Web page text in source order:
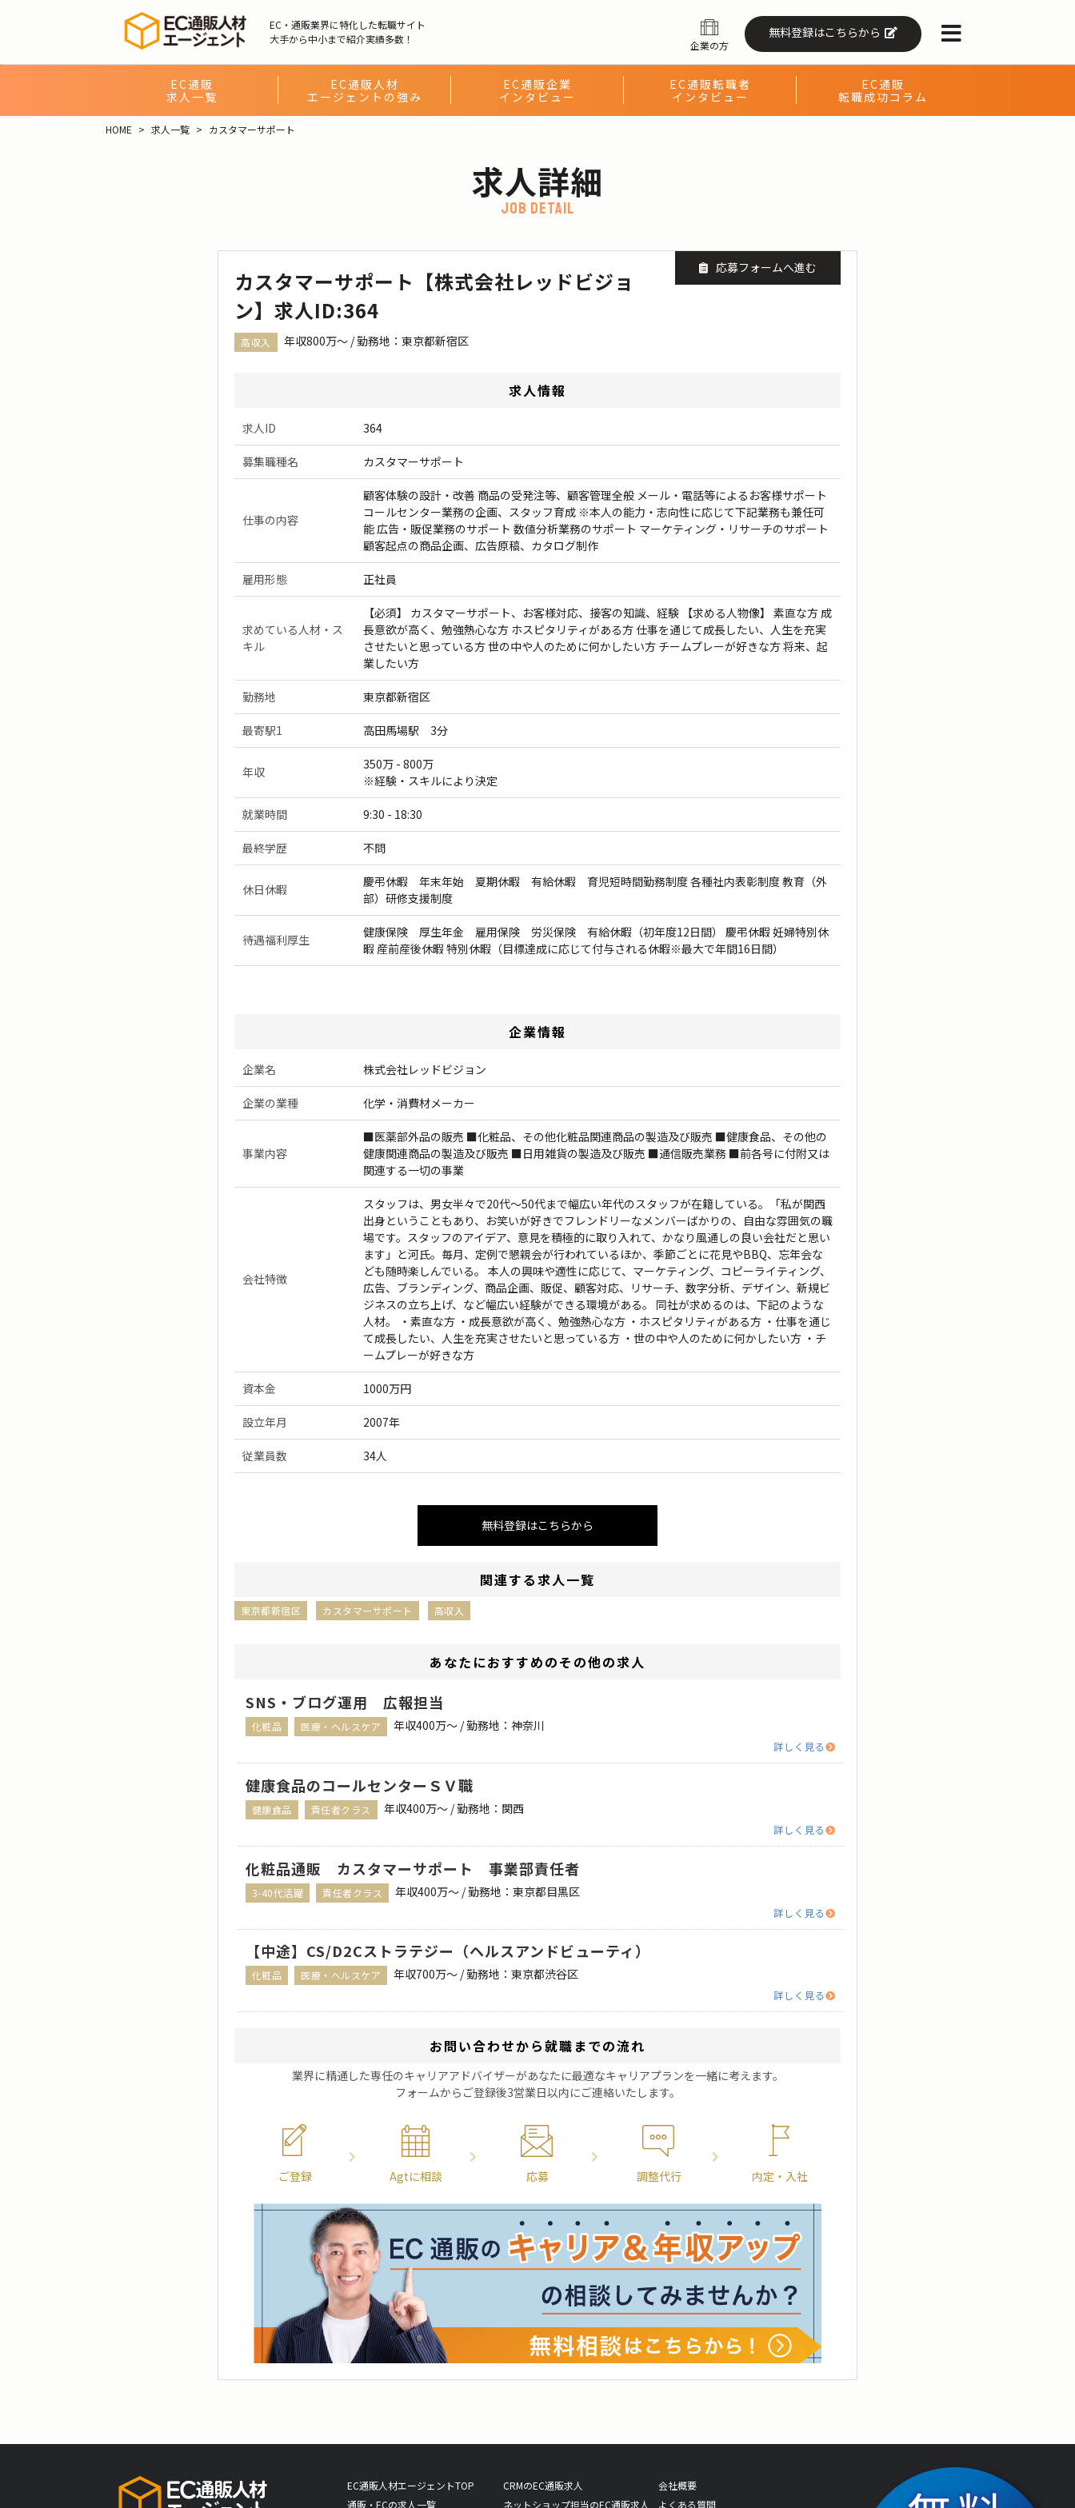
EC・通販業界に特化した転職サイト
大手から中小まで紹介実績多数！
企業の方
無料登録はこちらから
EC通販
求人一覧
EC通販人材
エージェントの強み
EC通販企業
インタビュー
EC通販転職者
インタビュー
EC通販
転職成功コラム
HOME 求人一覧 カスタマーサポート
求人詳細
job detail
カスタマーサポート【株式会社レッドビジョ
ン】求人ID:364
応募フォームへ進む
高収入 年収800万〜 / 勤務地：東京都新宿区
求人情報
求人ID 364
募集職種名 カスタマーサポート
仕事の内容
顧客体験の設計・改善 商品の受発注等、顧客管理全般 メール・電話等によるお客様サポート
コールセンター業務の企画、スタッフ育成 ※本人の能力・志向性に応じて下記業務も兼任可
能 広告・販促業務のサポート 数値分析業務のサポート マーケティング・リサーチのサポート
顧客起点の商品企画、広告原稿、カタログ制作
雇用形態 正社員
求めている人材・ス
キル
【必須】 カスタマーサポート、お客様対応、接客の知識、経験 【求める人物像】 素直な方 成
長意欲が高く、勉強熱心な方 ホスピタリティがある方 仕事を通じて成長したい、人生を充実
させたいと思っている方 世の中や人のために何かしたい方 チームプレーが好きな方 将来、起
業したい方
勤務地 東京都新宿区
最寄駅1 高田馬場駅 3分
年収
350万 - 800万
※経験・スキルにより決定
就業時間 9:30 - 18:30
最終学歴 不問
休日休暇
慶弔休暇 年末年始 夏期休暇 有給休暇 育児短時間勤務制度 各種社内表彰制度 教育（外
部）研修支援制度
待遇福利厚生
健康保険 厚生年金 雇用保険 労災保険 有給休暇（初年度12日間） 慶弔休暇 妊婦特別休
暇 産前産後休暇 特別休暇（目標達成に応じて付与される休暇※最大で年間16日間）
企業情報
企業名 株式会社レッドビジョン
企業の業種 化学・消費材メーカー
事業内容
■医薬部外品の販売 ■化粧品、その他化粧品関連商品の製造及び販売 ■健康食品、その他の
健康関連商品の製造及び販売 ■日用雑貨の製造及び販売 ■通信販売業務 ■前各号に付附又は
関連する一切の事業
会社特徴
スタッフは、男女半々で20代〜50代まで幅広い年代のスタッフが在籍している。「私が関西
出身ということもあり、お笑いが好きでフレンドリーなメンバーばかりの、自由な雰囲気の職
場です。スタッフのアイデア、意見を積極的に取り入れて、かなり風通しの良い会社だと思い
ます」と河氏。毎月、定例で懇親会が行われているほか、季節ごとに花見やBBQ、忘年会な
ども随時楽しんでいる。 本人の興味や適性に応じて、マーケティング、コピーライティング、
広告、ブランディング、商品企画、販促、顧客対応、リサーチ、数字分析、デザイン、新規ビ
ジネスの立ち上げ、など幅広い経験ができる環境がある。 同社が求めるのは、下記のような
人材。 ・素直な方 ・成長意欲が高く、勉強熱心な方 ・ホスピタリティがある方 ・仕事を通じ
て成長したい、人生を充実させたいと思っている方 ・世の中や人のために何かしたい方 ・チ
ームプレーが好きな方
資本金 1000万円
設立年月 2007年
従業員数 34人
無料登録はこちらから
関連する求人一覧
東京都新宿区 カスタマーサポート 高収入
あなたにおすすめのその他の求人
SNS・ブログ運用 広報担当
化粧品 医療・ヘルスケア 年収400万〜 / 勤務地：神奈川
詳しく見る
健康食品のコールセンターＳＶ職
健康食品 責任者クラス 年収400万〜 / 勤務地：関西
詳しく見る
化粧品通販 カスタマーサポート 事業部責任者
3-40代活躍 責任者クラス 年収400万〜 / 勤務地：東京都目黒区
詳しく見る
【中途】CS/D2Cストラテジー（ヘルスアンドビューティ）
化粧品 医療・ヘルスケア 年収700万〜 / 勤務地：東京都渋谷区
詳しく見る
お問い合わせから就職までの流れ
業界に精通した専任のキャリアアドバイザーがあなたに最適なキャリアプランを一緒に考えます。
フォームからご登録後3営業日以内にご連絡いたします。
ご登録 Agtに相談 応募 調整代行 内定・入社
EC通販人材エージェントTOP
通販・ECの求人一覧
CRMのEC通販求人
ネットショップ担当のEC通販求人
会社概要
よくある質問